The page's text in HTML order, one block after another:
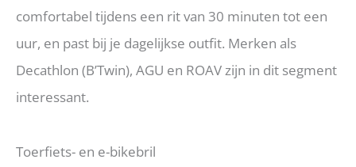
comfortabel tijdens een rit van 30 minuten tot een
uur, en past bij je dagelijkse outfit. Merken als
Decathlon (B’Twin), AGU en ROAV zijn in dit segment
interessant.
Toerfiets- en e-bikebril